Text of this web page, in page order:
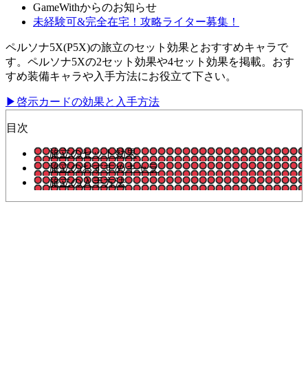
GameWithからのお知らせ
未経験可&完全在宅！攻略ライター募集！
ペルソナ5X(P5X)の旅立のセット効果とおすすめキャラで
す。ペルソナ5Xの2セット効果や4セット効果を掲載。おす
すめ装備キャラや入手方法にお役立て下さい。
▶啓示カードの効果と入手方法
目次
旅立のセット効果
旅立のおすすめキャラ
旅立の入手方法